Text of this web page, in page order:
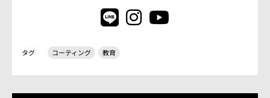
タグ コーティング 教育